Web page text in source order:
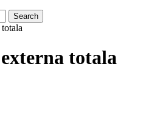
totala